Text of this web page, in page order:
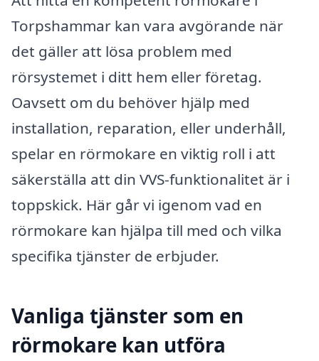
Torpshammar kan vara avgörande när
det gäller att lösa problem med
rörsystemet i ditt hem eller företag.
Oavsett om du behöver hjälp med
installation, reparation, eller underhåll,
spelar en rörmokare en viktig roll i att
säkerställa att din VVS-funktionalitet är i
toppskick. Här går vi igenom vad en
rörmokare kan hjälpa till med och vilka
specifika tjänster de erbjuder.
Vanliga tjänster som en
rörmokare kan utföra